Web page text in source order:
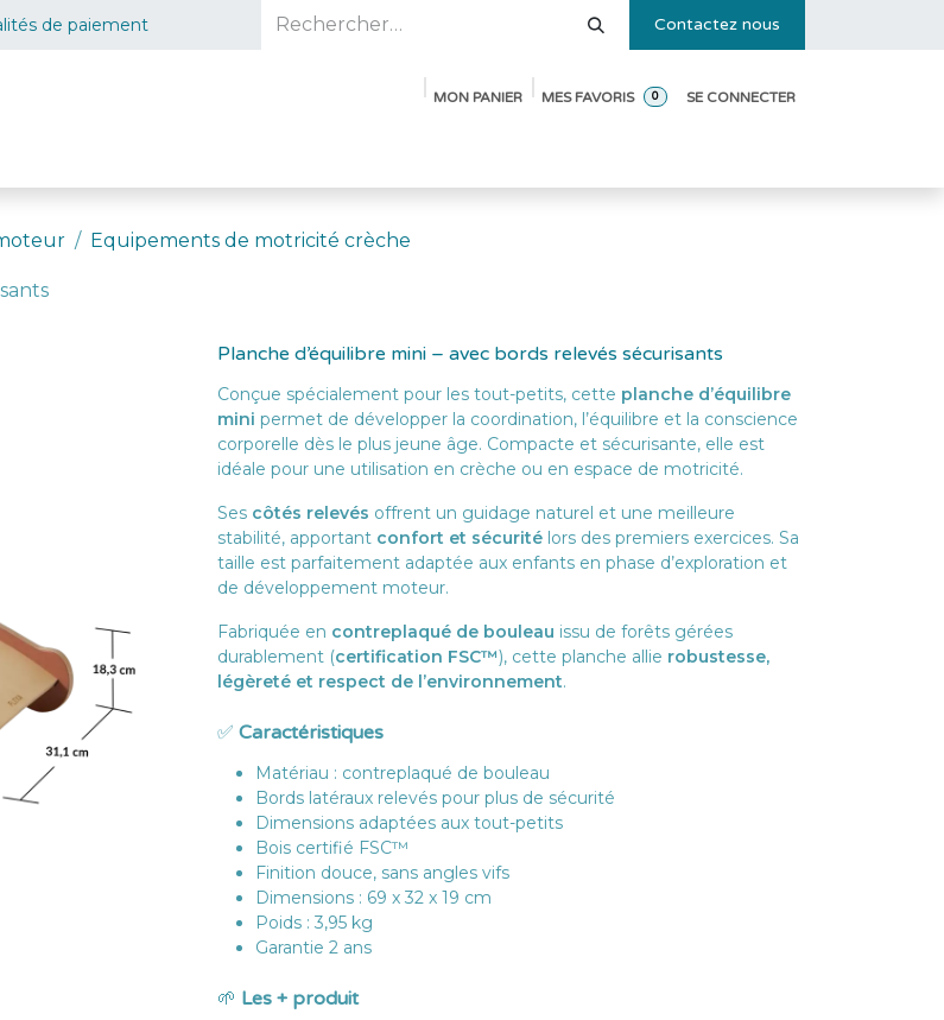
de paiement Contactez nous
MON PANIER 0
MES FAVORIS SE CONNECTER
Equipements de motricité crèche
Planche d’équilibre mini – avec bords relevés sécurisants
Conçue spécialement pour les tout-petits, cette planche d’équilibre
mini permet de développer la coordination, l’équilibre et la conscience
corporelle dès le plus jeune âge. Compacte et sécurisante, elle est
idéale pour une utilisation en crèche ou en espace de motricité.
Ses côtés relevés offrent un guidage naturel et une meilleure
stabilité, apportant confort et sécurité lors des premiers exercices. Sa
taille est parfaitement adaptée aux enfants en phase d’exploration et
de développement moteur.
Fabriquée en contreplaqué de bouleau issu de forêts gérées
durablement (certification FSC™), cette planche allie robustesse,
légèreté et respect de l’environnement.
✅ Caractéristiques
Matériau : contreplaqué de bouleau
Bords latéraux relevés pour plus de sécurité
Dimensions adaptées aux tout-petits
Bois certifié FSC™
Finition douce, sans angles vifs
Dimensions : 69 x 32 x 19 cm
Poids : 3,95 kg
Garantie 2 ans
🌱 Les + produit